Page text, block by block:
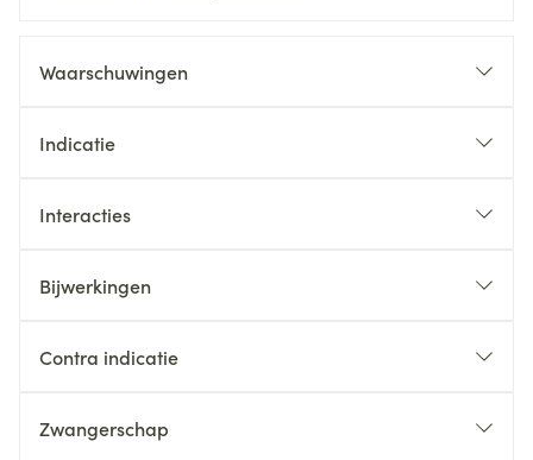
Waarschuwingen
Indicatie
Interacties
Bijwerkingen
Contra indicatie
Zwangerschap